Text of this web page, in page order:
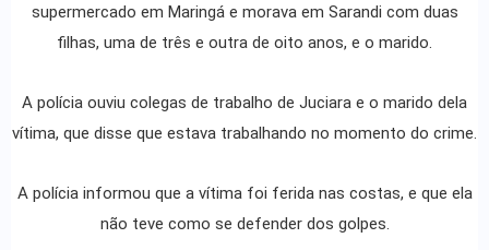
supermercado em Maringá e morava em Sarandi com duas
filhas, uma de três e outra de oito anos, e o marido.
A polícia ouviu colegas de trabalho de Juciara e o marido dela
vítima, que disse que estava trabalhando no momento do crime.
A polícia informou que a vítima foi ferida nas costas, e que ela
não teve como se defender dos golpes.